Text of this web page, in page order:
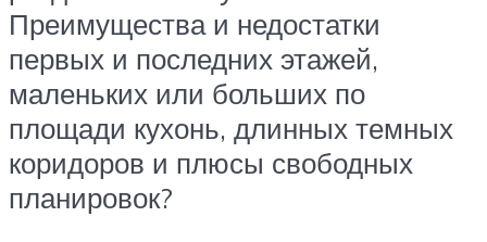
Преимущества и недостатки
первых и последних этажей,
маленьких или больших по
площади кухонь, длинных темных
коридоров и плюсы свободных
планировок?